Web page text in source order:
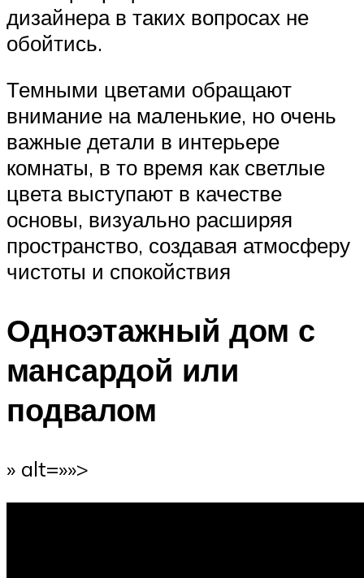
дизайнера в таких вопросах не
обойтись.
Темными цветами обращают
внимание на маленькие, но очень
важные детали в интерьере
комнаты, в то время как светлые
цвета выступают в качестве
основы, визуально расширяя
пространство, создавая атмосферу
чистоты и спокойствия
Одноэтажный дом с
мансардой или
подвалом
» alt=»»>